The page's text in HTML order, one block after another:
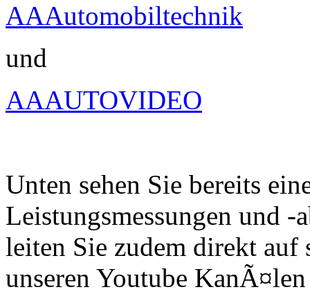
AAAutomobiltechnik
und
AAAUTOVIDEO
Unten sehen Sie bereits
Leistungsmessungen und -
leiten Sie zudem direkt auf
unseren Youtube